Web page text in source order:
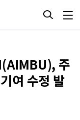
주
여 수정 발